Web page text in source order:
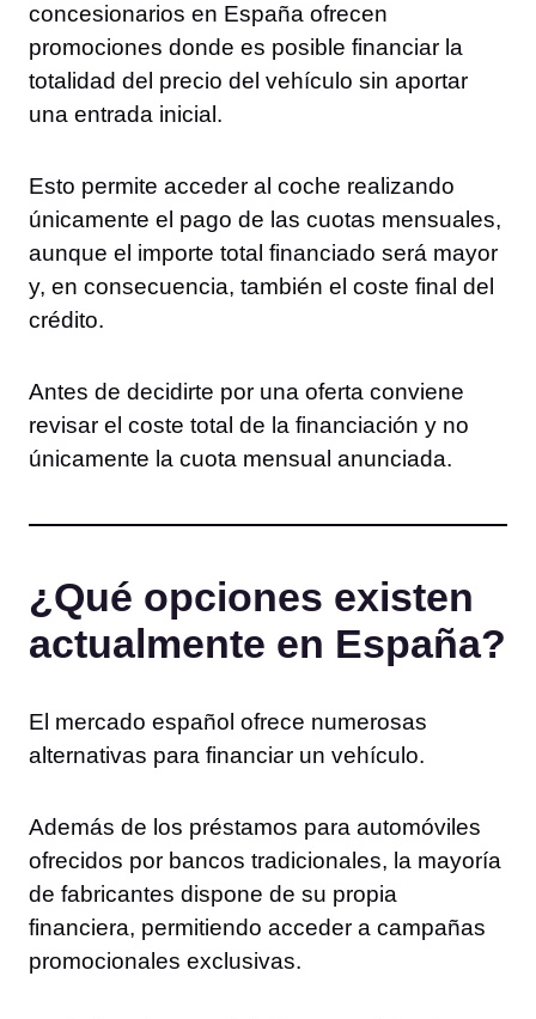
concesionarios en España ofrecen
promociones donde es posible financiar la
totalidad del precio del vehículo sin aportar
una entrada inicial.
Esto permite acceder al coche realizando
únicamente el pago de las cuotas mensuales,
aunque el importe total financiado será mayor
y, en consecuencia, también el coste final del
crédito.
Antes de decidirte por una oferta conviene
revisar el coste total de la financiación y no
únicamente la cuota mensual anunciada.
¿Qué opciones existen
actualmente en España?
El mercado español ofrece numerosas
alternativas para financiar un vehículo.
Además de los préstamos para automóviles
ofrecidos por bancos tradicionales, la mayoría
de fabricantes dispone de su propia
financiera, permitiendo acceder a campañas
promocionales exclusivas.